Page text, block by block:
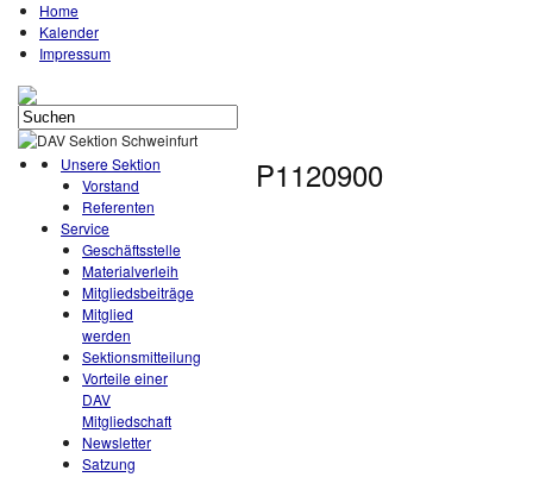
Home
Kalender
Impressum
Unsere Sektion
Vorstand
Referenten
Service
Geschäftsstelle
Materialverleih
Mitgliedsbeiträge
Mitglied
werden
Sektionsmitteilung
Vorteile einer
DAV
Mitgliedschaft
Newsletter
Satzung
P1120900